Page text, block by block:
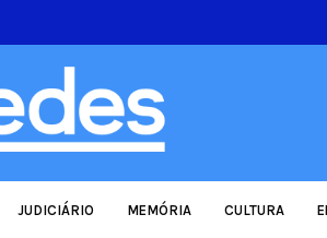
JUDICIÁRIO MEMÓRIA CULTURA